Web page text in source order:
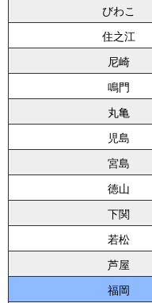
びわこ
住之江
尼崎
鳴門
丸亀
児島
宮島
徳山
下関
若松
芦屋
福岡